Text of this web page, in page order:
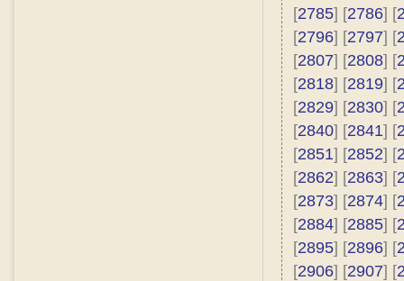
[2785] [2786] [
[2796] [2797] [
[2807] [2808] [
[2818] [2819] [
[2829] [2830] [
[2840] [2841] [
[2851] [2852] [
[2862] [2863] [
[2873] [2874] [
[2884] [2885] [
[2895] [2896] [
[2906] [2907] [